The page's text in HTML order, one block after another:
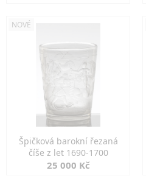
NOVÉ
Špičková barokní řezaná
číše z let 1690-1700
25 000 Kč